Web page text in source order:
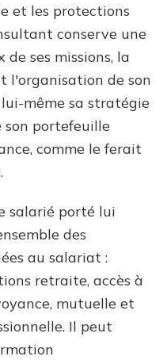
et les protections
conserve une
ses missions, la
l'organisation de son
même sa stratégie
son portefeuille
comme le ferait
salarié porté lui
des
au salariat :
retraite, accès à
mutuelle et
Il peut